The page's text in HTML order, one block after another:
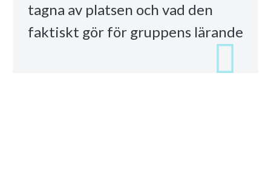
tagna av platsen och vad den
faktiskt gör för gruppens lärande